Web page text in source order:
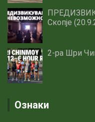
Скопје
2-ра Шри
Ознаки